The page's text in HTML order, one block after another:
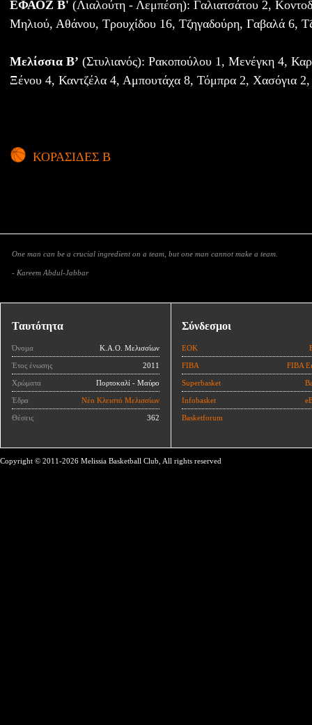
ΕΦΑΟΖ Β' (Λιαλούτη - Λεμπέση): Γαλιατσάτου 2,
Μηλιού, Αθάνου, Τρουχίδου 16, Τζηγαδούρη, Γαβαλά 6,
Μελίσσια Β’ (Στυλιανός): Ρακοπούλου 1, Μενέγκη 4,
Ξένου 4, Καντζέλα 4, Αμπουτάχα 8, Τόμπρα 2, Χασόγια
ΚΟΡΑΣΙΔΕΣ Β
One man can be a crucial ingredient on a team, but one man cannot make a team.
- Kareem Abdul-Jabbar
Ταυτότητα
Όνομα Κ.Α.Ο. Μελισσίων
Έτος ένωσης 2011
Χρώματα Πορτοκαλί - Μαύρο
Έδρα Νέο Κλειστό Μελισσίων
Θέσεις 362
Σύνδεσμοι
ΕΟΚ
FIBA FIBA
Superbasket
Infobasket
Basketforum
Copyright © 2011-2026 Melissia Basketball Club, All rights reserved